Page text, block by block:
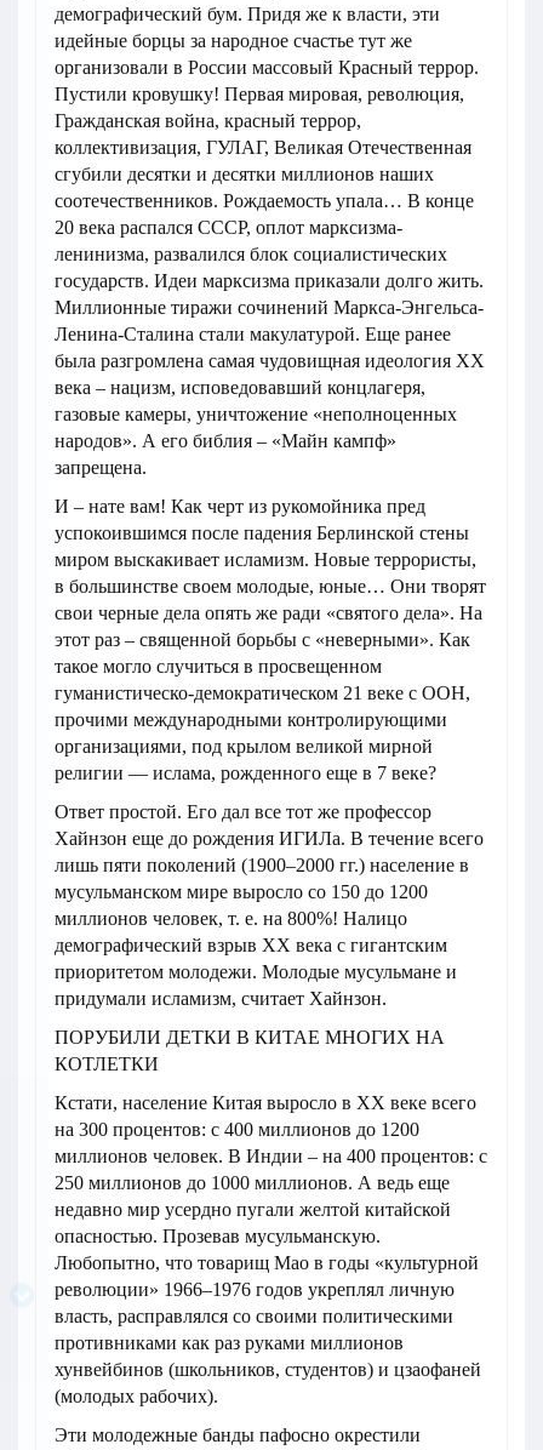
демографический бум. Придя же к власти, эти
идейные борцы за народное счастье тут же
организовали в России массовый Красный террор.
Пустили кровушку! Первая мировая, революция,
Гражданская война, красный террор,
коллективизация, ГУЛАГ, Великая Отечественная
сгубили десятки и десятки миллионов наших
соотечественников. Рождаемость упала… В конце
20 века распался СССР, оплот марксизма-
ленинизма, развалился блок социалистических
государств. Идеи марксизма приказали долго жить.
Миллионные тиражи сочинений Маркса-Энгельса-
Ленина-Сталина стали макулатурой. Еще ранее
была разгромлена самая чудовищная идеология ХХ
века – нацизм, исповедовавший концлагеря,
газовые камеры, уничтожение «неполноценных
народов». А его библия – «Майн кампф»
запрещена.
И – нате вам! Как черт из рукомойника пред
успокоившимся после падения Берлинской стены
миром выскакивает исламизм. Новые террористы,
в большинстве своем молодые, юные… Они творят
свои черные дела опять же ради «святого дела». На
этот раз – священной борьбы с «неверными». Как
такое могло случиться в просвещенном
гуманистическо-демократическом 21 веке с ООН,
прочими международными контролирующими
организациями, под крылом великой мирной
религии — ислама, рожденного еще в 7 веке?
Ответ простой. Его дал все тот же профессор
Хайнзон еще до рождения ИГИЛа. В течение всего
лишь пяти поколений (1900–2000 гг.) население в
мусульманском мире выросло со 150 до 1200
миллионов человек, т. е. на 800%! Налицо
демографический взрыв ХХ века с гигантским
приоритетом молодежи. Молодые мусульмане и
придумали исламизм, считает Хайнзон.
ПОРУБИЛИ ДЕТКИ В КИТАЕ МНОГИХ НА
КОТЛЕТКИ
Кстати, население Китая выросло в ХХ веке всего
на 300 процентов: с 400 миллионов до 1200
миллионов человек. В Индии – на 400 процентов: с
250 миллионов до 1000 миллионов. А ведь еще
недавно мир усердно пугали желтой китайской
опасностью. Прозевав мусульманскую.
Любопытно, что товарищ Мао в годы «культурной
революции» 1966–1976 годов укреплял личную
власть, расправлялся со своими политическими
противниками как раз руками миллионов
хунвейбинов (школьников, студентов) и цзаофаней
(молодых рабочих).
Эти молодежные банды пафосно окрестили